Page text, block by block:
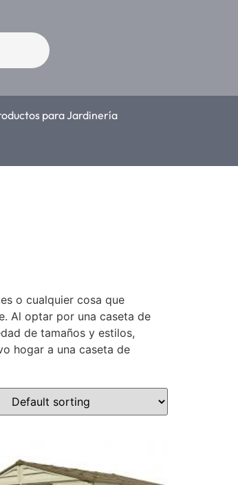
para Jardinería
o cualquier cosa que
Al optar por una caseta de
de tamaños y estilos,
hogar a una caseta de